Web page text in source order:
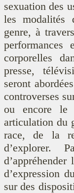
sexuation des
les modalités
genre, à
corporelles
presse,
seront
controverses
ou encore le
articulation du
race, de la
d’explorer.
d’expression
sur des